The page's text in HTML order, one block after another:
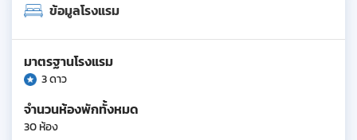
ข้อมูลโรงแรม
มาตรฐานโรงแรม
3 ดาว
จำนวนห้องพักทั้งหมด
30 ห้อง